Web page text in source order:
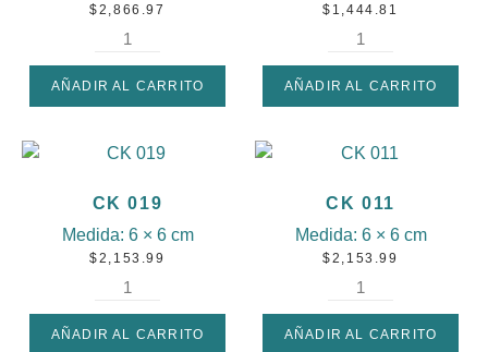
$2,866.97
AÑADIR AL CARRITO
$ 1,444.81
AÑADIR AL CARRITO
CK 019
Medida: 6 × 6 cm
$2,153.99
AÑADIR AL CARRITO
CK 011
Medida: 6 × 6 cm
$2,153.99
AÑADIR AL CARRITO